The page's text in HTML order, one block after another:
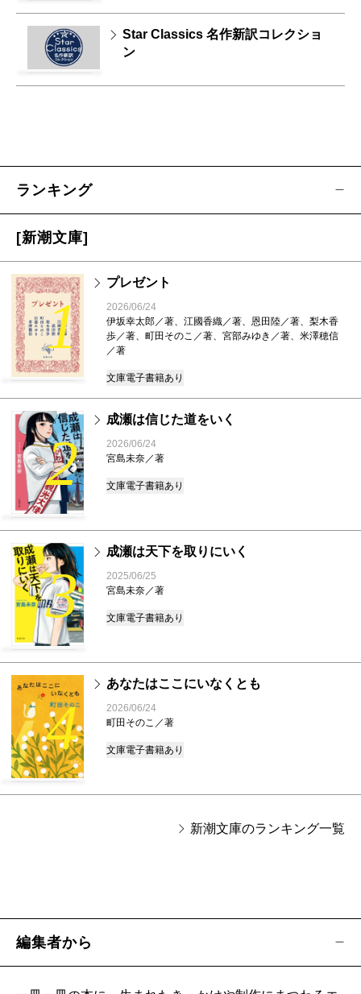
Star Classics 名作新訳コレクショ
ン
ランキング
[新潮文庫]
1
プレゼント
2026/06/24
伊坂幸太郎／著、江國香織／著、恩田陸／著、梨木香
歩／著、町田そのこ／著、宮部みゆき／著、米澤穂信
／著
文庫電子書籍あり
2
成瀬は信じた道をいく
2026/06/24
宮島未奈／著
文庫電子書籍あり
3
成瀬は天下を取りにいく
2025/06/25
宮島未奈／著
文庫電子書籍あり
4
あなたはここにいなくとも
2026/06/24
町田そのこ／著
文庫電子書籍あり
新潮文庫のランキング一覧
編集者から